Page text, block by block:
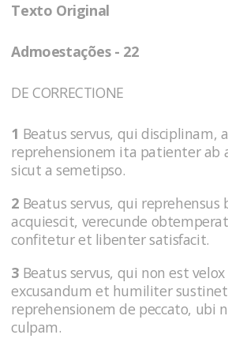
Texto Original
Admoestações - 22
DE CORRECTIONE
1 Beatus servus, qui disciplinam,
reprehensionem ita patienter ab
sicut a semetipso.
2 Beatus servus, qui reprehensus
acquiescit, verecunde
confitetur et libenter satisfacit.
3 Beatus servus, qui non est velox
excusandum et humiliter
reprehensionem de peccato, ubi
culpam.